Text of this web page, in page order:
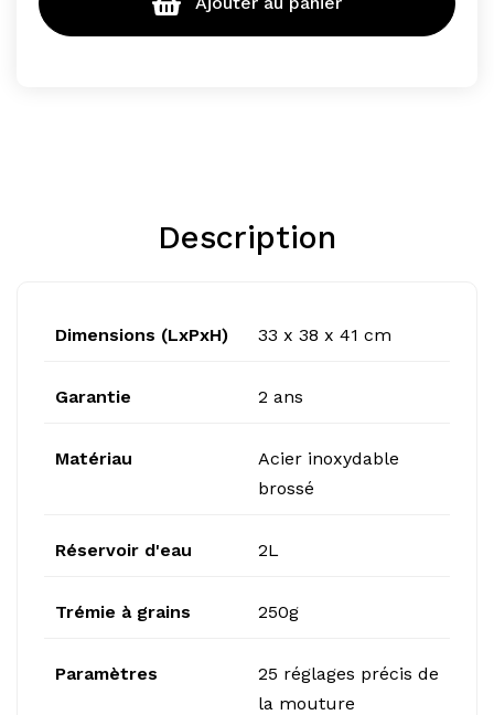
Description
Dimensions (LxPxH) 33 x 38 x 41 cm
Garantie 2 ans
Matériau
Acier inoxydable
brossé
Réservoir d'eau 2L
Trémie à grains 250g
Paramètres
25 réglages précis de
la mouture